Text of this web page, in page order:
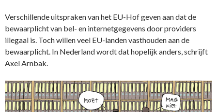
Verschillende uitspraken van het EU-Hof geven aan dat de
bewaarplicht van bel- en internetgegevens door providers
illegaal is. Toch willen veel EU-landen vasthouden aan de
bewaarplicht. In Nederland wordt dat hopelijk anders, schrijft
Axel Arnbak.